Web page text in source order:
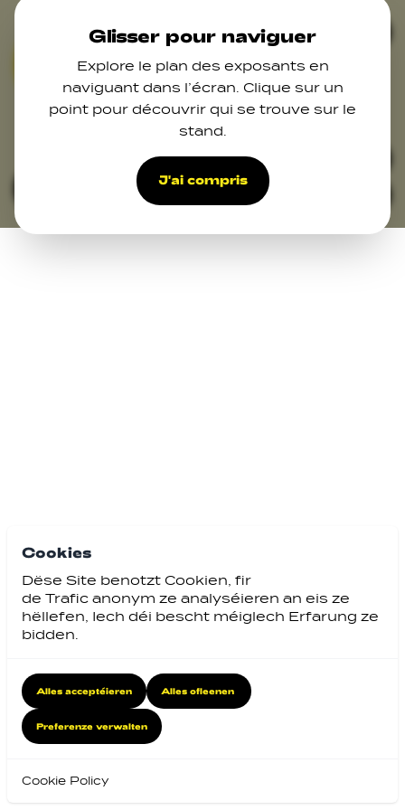
Skip to main content
Cookies
Dëse Site benotzt Cookien, fir
de Trafic anonym ze analyséieren an eis ze
hëllefen, Iech déi bescht méiglech Erfarung ze
bidden.
Alles acceptéieren Alles ofleenen
Preferenze verwalten
Cookie Policy
Glisser pour naviguer
Explore le plan des exposants en
naviguant dans l’écran. Clique sur un
point pour découvrir qui se trouve sur le
stand.
J'ai compris
32
03
07
48
02
48
33
34